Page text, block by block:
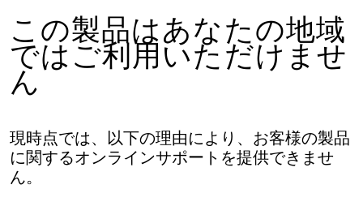
この製品はあなたの地域
ではご利用いただけませ
ん
現時点では、以下の理由により、お客様の製品
に関するオンラインサポートを提供できませ
ん。